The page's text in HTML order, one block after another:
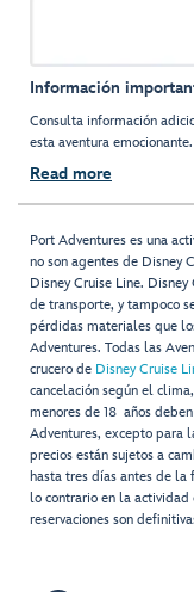
Información
Consulta información
esta aventura emocionante.
Read more
Port Adventures es una
no son agentes de Disney
Disney Cruise Line.
de transporte, y tampoco
pérdidas materiales que
Adventures. Todas las
crucero de Disney Cruise
cancelación según el
menores de 18 años
Adventures, excepto para
precios están sujetos a
hasta tres días antes de la
lo contrario en la actividad
reservaciones son